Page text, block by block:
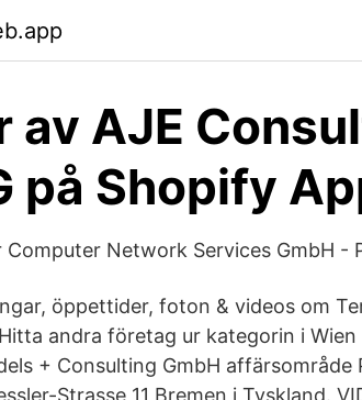
av AJE
på Shopify
Computer Network Services GmbH -
öppettider, foton & videos om
andra företag ur kategorin i
+ Consulting GmbH
Strasse 11 Bremen i Tyskland.